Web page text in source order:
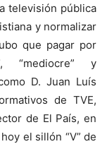
televisión pública
y normalizar
que pagar por
“mediocre” y
D. Juan Luís
de TVE,
de El País, en
el sillón “V” de